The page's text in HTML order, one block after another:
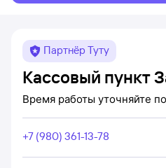
Партнёр Туту
Кассовый пункт
Время работы уточняйте
+7 (980) 361-13-78